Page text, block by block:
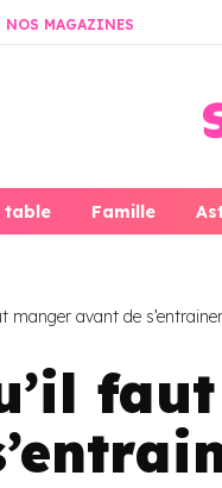
NOS MAGAZINES
table Famille
manger avant de s’entrainer